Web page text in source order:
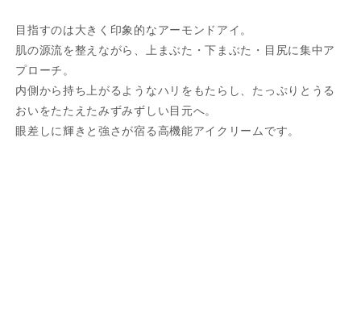
目指すのは大きく印象的なアーモンドアイ。
肌の源流を整えながら、上まぶた・下まぶた・目尻に集中ア
プローチ。
内側から持ち上がるようなハリをもたらし、たっぷりとうる
おいをたたえたみずみずしい目元へ。
眼差しに輝きと強さが宿る高機能アイクリームです。